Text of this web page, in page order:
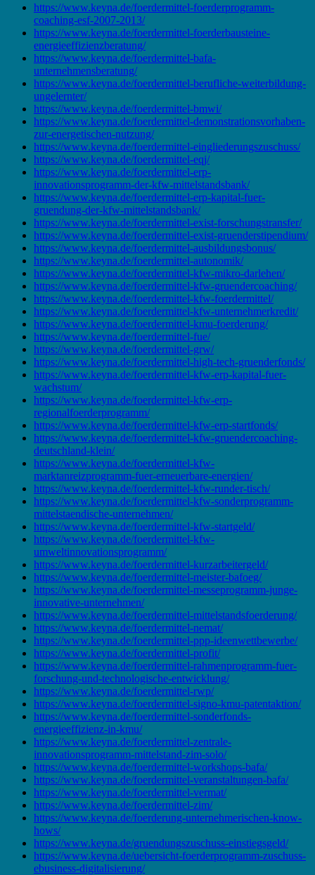
https://www.keyna.de/foerdermittel-foerderprogramm-
coaching-esf-2007-2013/
https://www.keyna.de/foerdermittel-foerderbausteine-
energieeffizienzberatung/
https://www.keyna.de/foerdermittel-bafa-
unternehmensberatung/
https://www.keyna.de/foerdermittel-berufliche-weiterbildung-
ungelernter/
https://www.keyna.de/foerdermittel-bmwi/
https://www.keyna.de/foerdermittel-demonstrationsvorhaben-
zur-energetischen-nutzung/
https://www.keyna.de/foerdermittel-eingliederungszuschuss/
https://www.keyna.de/foerdermittel-eqj/
https://www.keyna.de/foerdermittel-erp-
innovationsprogramm-der-kfw-mittelstandsbank/
https://www.keyna.de/foerdermittel-erp-kapital-fuer-
gruendung-der-kfw-mittelstandsbank/
https://www.keyna.de/foerdermittel-exist-forschungstransfer/
https://www.keyna.de/foerdermittel-exist-gruenderstipendium/
https://www.keyna.de/foerdermittel-ausbildungsbonus/
https://www.keyna.de/foerdermittel-autonomik/
https://www.keyna.de/foerdermittel-kfw-mikro-darlehen/
https://www.keyna.de/foerdermittel-kfw-gruendercoaching/
https://www.keyna.de/foerdermittel-kfw-foerdermittel/
https://www.keyna.de/foerdermittel-kfw-unternehmerkredit/
https://www.keyna.de/foerdermittel-kmu-foerderung/
https://www.keyna.de/foerdermittel-fue/
https://www.keyna.de/foerdermittel-grw/
https://www.keyna.de/foerdermittel-high-tech-gruenderfonds/
https://www.keyna.de/foerdermittel-kfw-erp-kapital-fuer-
wachstum/
https://www.keyna.de/foerdermittel-kfw-erp-
regionalfoerderprogramm/
https://www.keyna.de/foerdermittel-kfw-erp-startfonds/
https://www.keyna.de/foerdermittel-kfw-gruendercoaching-
deutschland-klein/
https://www.keyna.de/foerdermittel-kfw-
marktanreizprogramm-fuer-erneuerbare-energien/
https://www.keyna.de/foerdermittel-kfw-runder-tisch/
https://www.keyna.de/foerdermittel-kfw-sonderprogramm-
mittelstaendische-unternehmen/
https://www.keyna.de/foerdermittel-kfw-startgeld/
https://www.keyna.de/foerdermittel-kfw-
umweltinnovationsprogramm/
https://www.keyna.de/foerdermittel-kurzarbeitergeld/
https://www.keyna.de/foerdermittel-meister-bafoeg/
https://www.keyna.de/foerdermittel-messeprogramm-junge-
innovative-unternehmen/
https://www.keyna.de/foerdermittel-mittelstandsfoerderung/
https://www.keyna.de/foerdermittel-nemat/
https://www.keyna.de/foerdermittel-ppp-ideenwettbewerbe/
https://www.keyna.de/foerdermittel-profit/
https://www.keyna.de/foerdermittel-rahmenprogramm-fuer-
forschung-und-technologische-entwicklung/
https://www.keyna.de/foerdermittel-rwp/
https://www.keyna.de/foerdermittel-signo-kmu-patentaktion/
https://www.keyna.de/foerdermittel-sonderfonds-
energieeffizienz-in-kmu/
https://www.keyna.de/foerdermittel-zentrale-
innovationsprogramm-mittelstand-zim-solo/
https://www.keyna.de/foerdermittel-workshops-bafa/
https://www.keyna.de/foerdermittel-veranstaltungen-bafa/
https://www.keyna.de/foerdermittel-vermat/
https://www.keyna.de/foerdermittel-zim/
https://www.keyna.de/foerderung-unternehmerischen-know-
hows/
https://www.keyna.de/gruendungszuschuss-einstiegsgeld/
https://www.keyna.de/uebersicht-foerderprogramm-zuschuss-
ebusiness-digitalisierung/